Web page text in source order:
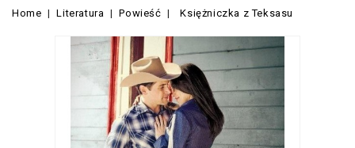
Home Literatura Powieść Księżniczka z Teksasu